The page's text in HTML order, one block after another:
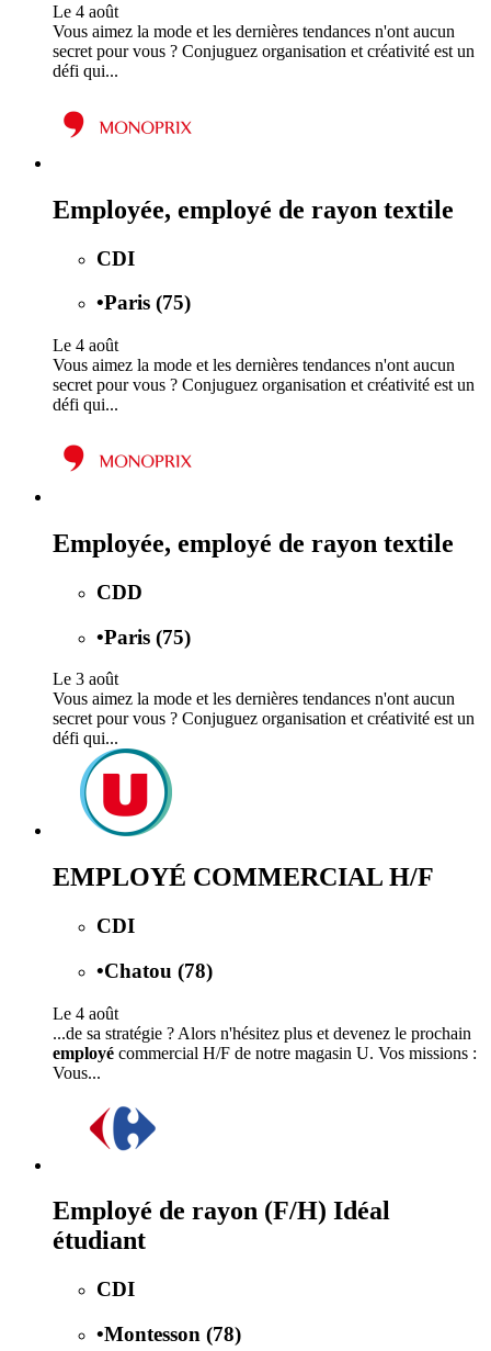
Le 4 août
Vous aimez la mode et les dernières tendances n'ont aucun
secret pour vous ? Conjuguez organisation et créativité est un
défi qui...
Employée, employé de rayon textile
CDI
•Paris (75)
Le 4 août
Vous aimez la mode et les dernières tendances n'ont aucun
secret pour vous ? Conjuguez organisation et créativité est un
défi qui...
Employée, employé de rayon textile
CDD
•Paris (75)
Le 3 août
Vous aimez la mode et les dernières tendances n'ont aucun
secret pour vous ? Conjuguez organisation et créativité est un
défi qui...
EMPLOYÉ COMMERCIAL H/F
CDI
•Chatou (78)
Le 4 août
...de sa stratégie ? Alors n'hésitez plus et devenez le prochain
employé commercial H/F de notre magasin U. Vos missions :
Vous...
Employé de rayon (F/H) Idéal
étudiant
CDI
•Montesson (78)